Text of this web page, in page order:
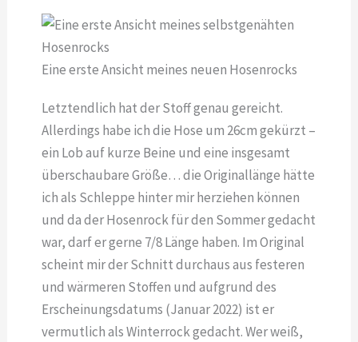
Eine erste Ansicht meines neuen Hosenrocks
Letztendlich hat der Stoff genau gereicht.
Allerdings habe ich die Hose um 26cm gekürzt –
ein Lob auf kurze Beine und eine insgesamt
überschaubare Größe… die Originallänge hätte
ich als Schleppe hinter mir herziehen können
und da der Hosenrock für den Sommer gedacht
war, darf er gerne 7/8 Länge haben. Im Original
scheint mir der Schnitt durchaus aus festeren
und wärmeren Stoffen und aufgrund des
Erscheinungsdatums (Januar 2022) ist er
vermutlich als Winterrock gedacht. Wer weiß,